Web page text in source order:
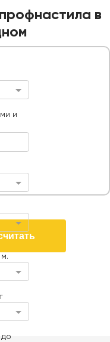
в
и
м.
м.
Тип ворот